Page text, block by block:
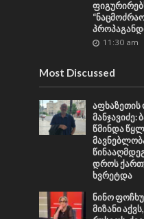
11:30 am
Most Discussed
აფხაზეთის
მანჯავიძე:
წმინდა
დროს
ხვრეტდა
ნინო
მიზანი